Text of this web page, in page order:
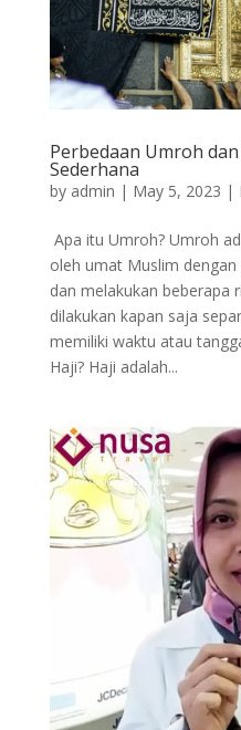
Perbedaan Umroh
Sederhana
by admin | May 5, 2023 |
Apa itu Umroh? Umroh
oleh umat Muslim
dan melakukan beberapa
dilakukan kapan saja
memiliki waktu atau
Haji? Haji adalah...